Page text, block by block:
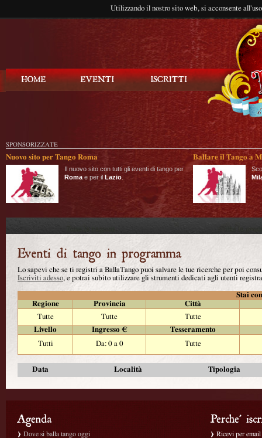
Utilizzando il nostro sito web, si acconsente
SPONSORIZZATE
Nuovo sito per Tango Roma
Il nuovo sito con tutti gli eventi di tango per
Roma e per il Lazio
Ballare il Tango a
Lo sapevi che se ti registri a BallaTango puoi salvare le tue ricerche per poi
Iscriviti adesso, e potrai subito utilizzare gli strumenti dedicati agli utenti
Stai
Regione
Provincia
Città
Tutte
Tutte
Tutte
Livello
Ingresso €
Tesseramento
Tutti
Da: 0 a 0 Tutte
Data Località Tipologia
Dove si balla tango oggi
Ricevi per